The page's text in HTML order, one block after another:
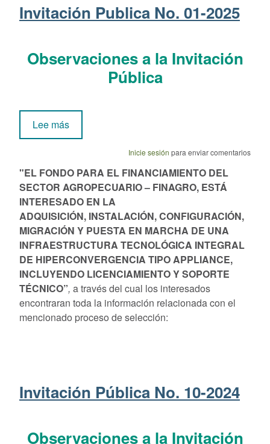
Invitación Publica No. 01-2025
Observaciones a la Invitación
Pública
Lee mássobre Invitación Publica No. 01-2025
Inicie sesión para enviar comentarios
"EL FONDO PARA EL FINANCIAMIENTO DEL
SECTOR AGROPECUARIO – FINAGRO, ESTÁ
INTERESADO EN LA
ADQUISICIÓN, INSTALACIÓN, CONFIGURACIÓN,
MIGRACIÓN Y PUESTA EN MARCHA DE UNA
INFRAESTRUCTURA TECNOLÓGICA INTEGRAL
DE HIPERCONVERGENCIA TIPO APPLIANCE,
INCLUYENDO LICENCIAMIENTO Y SOPORTE
TÉCNICO”, a través del cual los interesados
encontraran toda la información relacionada con el
mencionado proceso de selección:
Invitación Pública No. 10-2024
Observaciones a la Invitación